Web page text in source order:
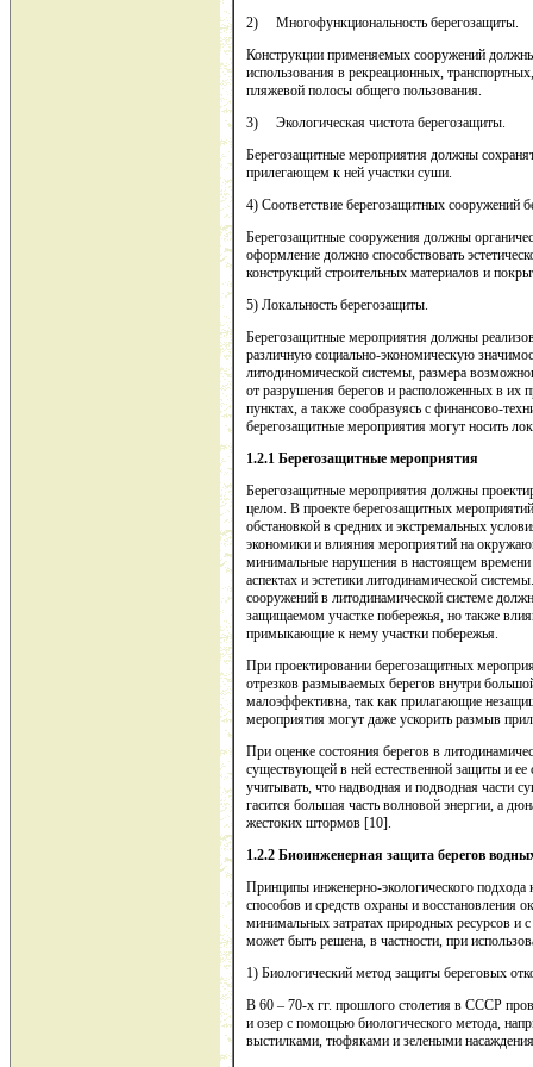
2) Многофункциональность берегозащиты.
Конструкции применяемых сооружений
использования в рекреационных,
пляжевой полосы общего пользования.
3) Экологическая чистота берегозащиты.
Берегозащитные мероприятия должны
прилегающем к ней участки суши.
4) Соответствие берегозащитных сооружений
Берегозащитные сооружения должны
оформление должно способствовать
конструкций строительных материалов и
5) Локальность берегозащиты.
Берегозащитные мероприятия должны
различную социально-экономическую
литодиномической системы, размера
от разрушения берегов и расположенных в их
пунктах, а также сообразуясь с финансово-
берегозащитные мероприятия могут носить
1.2.1 Берегозащитные мероприятия
Берегозащитные мероприятия должны
целом. В проекте берегозащитных
обстановкой в средних и экстремальных
экономики и влияния мероприятий на
минимальные нарушения в настоящем
аспектах и эстетики литодинамической
сооружений в литодинамической системе
защищаемом участке побережья, но также
примыкающие к нему участки побережья.
При проектировании берегозащитных
отрезков размываемых берегов внутри
малоэффективна, так как прилагающие
мероприятия могут даже ускорить размыв
При оценке состояния берегов в
существующей в ней естественной защиты и
учитывать, что надводная и подводная части
гасится большая часть волновой энергии, а
жестоких штормов [10].
1.2.2 Биоинженерная защита берегов
Принципы инженерно-экологического
способов и средств охраны и
минимальных затратах природных ресурсов и
может быть решена, в частности, при
1) Биологический метод защиты береговых
В 60 – 70-х гг. прошлого столетия в СССР
и озер с помощью биологического метода,
выстилками, тюфяками и зелеными